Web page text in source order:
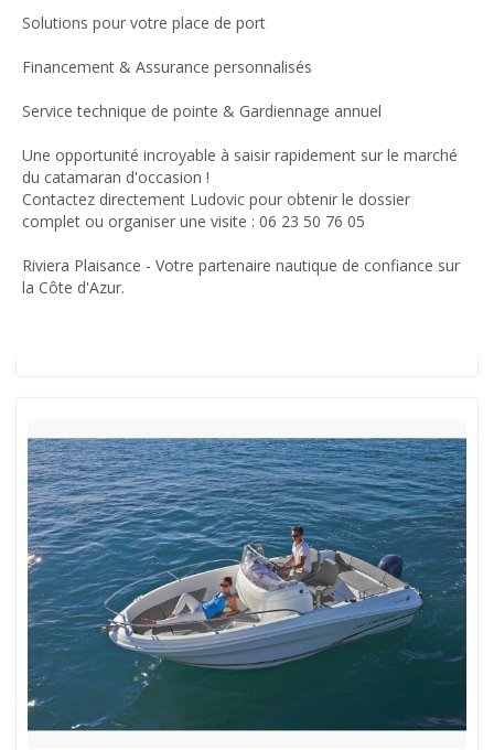
Solutions pour votre place de port
Financement & Assurance personnalisés
Service technique de pointe & Gardiennage annuel
Une opportunité incroyable à saisir rapidement sur le marché
du catamaran d'occasion !
Contactez directement Ludovic pour obtenir le dossier
complet ou organiser une visite : 06 23 50 76 05
Riviera Plaisance - Votre partenaire nautique de confiance sur
la Côte d'Azur.